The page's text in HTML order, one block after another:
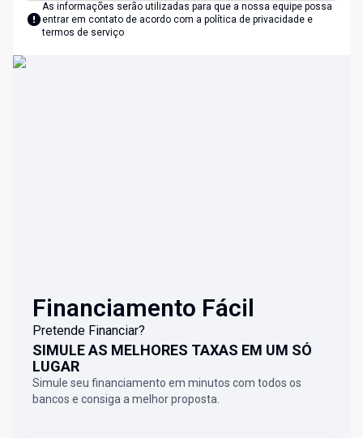
As informações serão utilizadas para que a nossa equipe possa
entrar em contato de acordo com a política de privacidade e
termos de serviço
Financiamento Fácil
Pretende Financiar?
SIMULE AS MELHORES TAXAS EM UM SÓ
LUGAR
Simule seu financiamento em minutos com todos os
bancos e consiga a melhor proposta.